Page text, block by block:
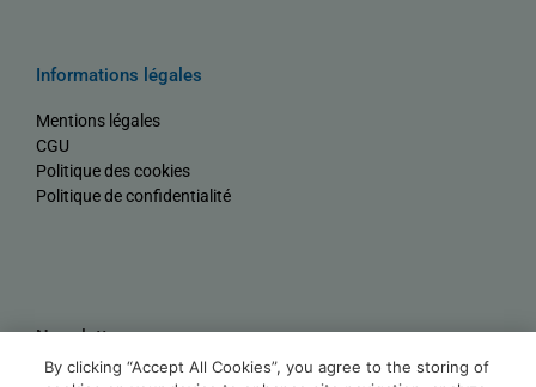
Informations légales
Mentions légales
CGU
Politique des cookies
Politique de confidentialité
Newsletter
Nom
By clicking “Accept All Cookies”, you agree to the storing of